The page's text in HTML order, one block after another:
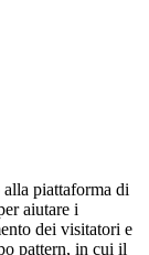
piattaforma di
aiutare i
dei visitatori e
pattern, in cui il